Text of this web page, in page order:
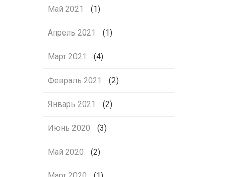
Май 2021 (1)
Апрель 2021 (1)
Март 2021 (4)
Февраль 2021 (2)
Январь 2021 (2)
Июнь 2020 (3)
Май 2020 (2)